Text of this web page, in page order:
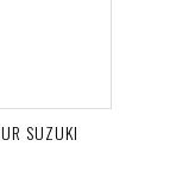
SUZUKI